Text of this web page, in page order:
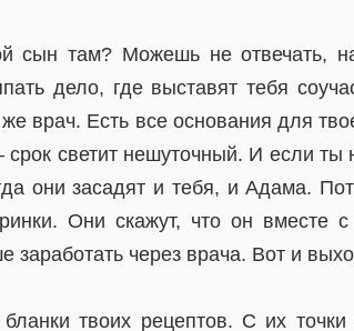
сын там? Можешь не отвечать,
дело, где выставят тебя
врач. Есть все основания для
срок светит нешуточный. И если ты
они засадят и тебя, и Адама.
Они скажут, что он вместе
заработать через врача. Вот и
твоих рецептов. С их